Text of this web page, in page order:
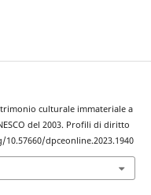
culturale immateriale a
del 2003. Profili di diritto
dpceonline.2023.1940